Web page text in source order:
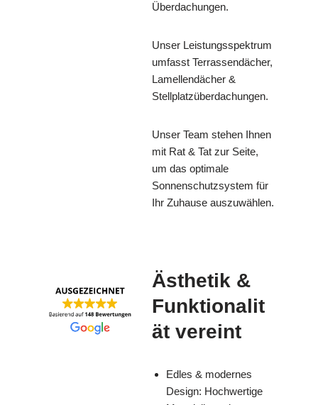
Überdachungen.
Unser Leistungsspektrum
umfasst Terrassendächer,
Lamellendächer &
Stellplatzüberdachungen.
Unser Team stehen Ihnen
mit Rat & Tat zur Seite,
um das optimale
Sonnenschutzsystem für
Ihr Zuhause auszuwählen.
Ästhetik &
Funktionalit
ät vereint
Edles & modernes
Design: Hochwertige